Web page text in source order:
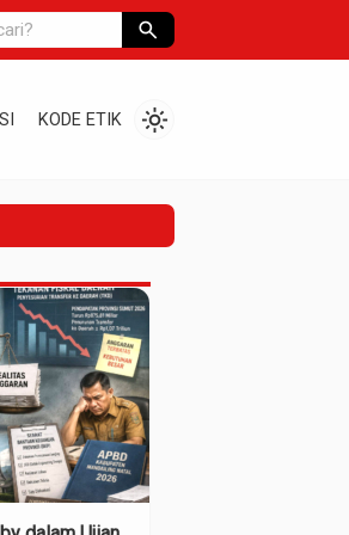
search
KODE ETIK light_mode